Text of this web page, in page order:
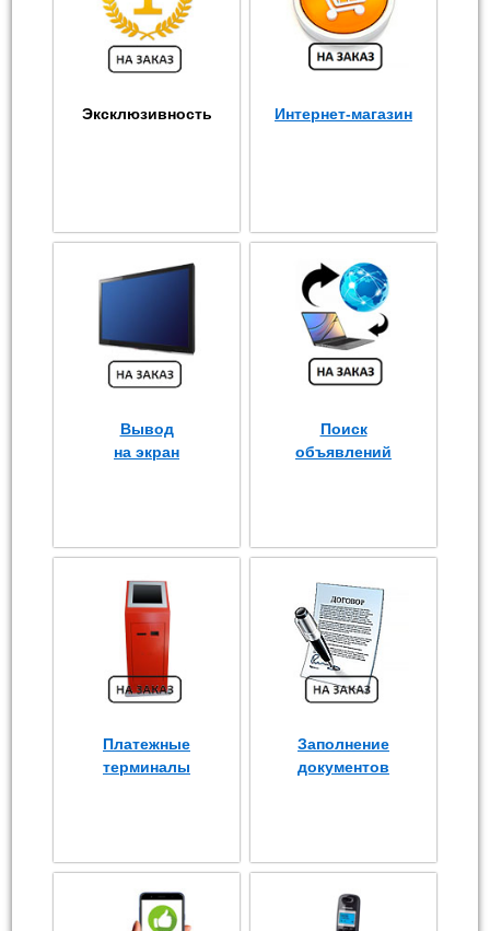
Эксклюзивность Интернет-магазин
Вывод
на экран
Поиск
объявлений
Платежные
терминалы
Заполнение
документов